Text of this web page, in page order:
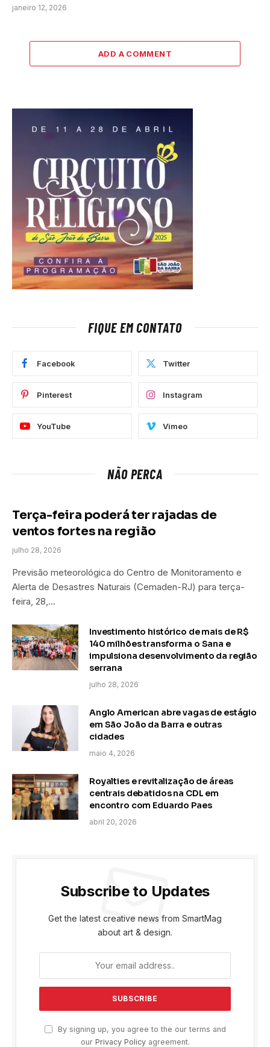
janeiro 12, 2026
ADD A COMMENT
FIQUE EM CONTATO
Facebook Twitter
Pinterest Instagram
YouTube Vimeo
NÃO PERCA
Terça-feira poderá ter rajadas de
ventos fortes na região
julho 28, 2026
Previsão meteorológica do Centro de Monitoramento e
Alerta de Desastres Naturais (Cemaden-RJ) para terça-
feira, 28,…
Investimento histórico de mais de R$
140 milhões transforma o Sana e
impulsiona desenvolvimento da região
serrana
julho 28, 2026
Anglo American abre vagas de estágio
em São João da Barra e outras
cidades
maio 4, 2026
Royalties e revitalização de áreas
centrais debatidos na CDL em
encontro com Eduardo Paes
abril 20, 2026
Subscribe to Updates
Get the latest creative news from SmartMag
about art & design.
By signing up, you agree to the our terms and
our Privacy Policyagreement.